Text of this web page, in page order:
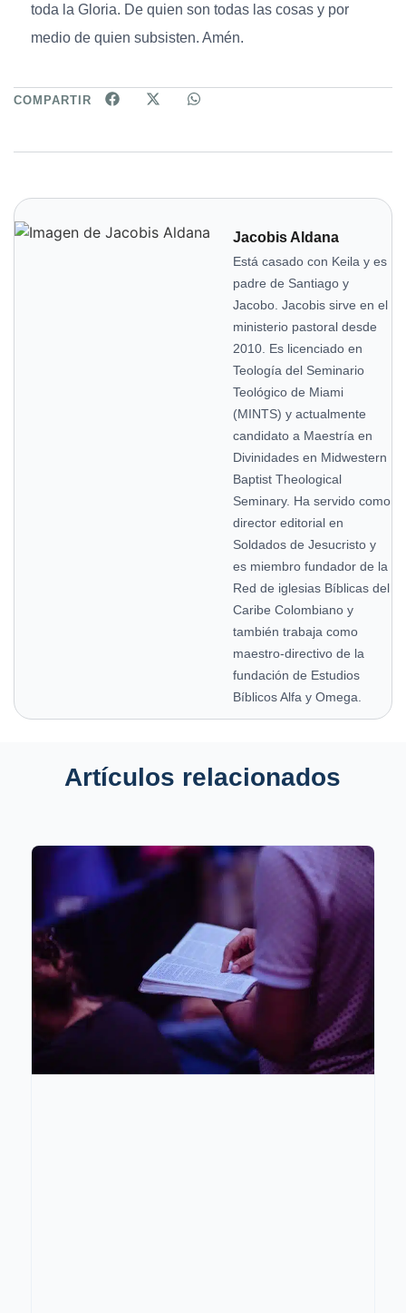
toda la Gloria. De quien son todas las cosas y por
medio de quien subsisten. Amén.
COMPARTIR
Jacobis Aldana
Está casado con Keila y es
padre de Santiago y
Jacobo. Jacobis sirve en el
ministerio pastoral desde
2010. Es licenciado en
Teología del Seminario
Teológico de Miami
(MINTS) y actualmente
candidato a Maestría en
Divinidades en Midwestern
Baptist Theological
Seminary. Ha servido como
director editorial en
Soldados de Jesucristo y
es miembro fundador de la
Red de iglesias Bíblicas del
Caribe Colombiano y
también trabaja como
maestro-directivo de la
fundación de Estudios
Bíblicos Alfa y Omega.
Artículos relacionados